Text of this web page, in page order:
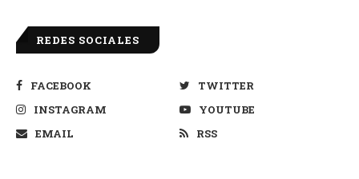
REDES SOCIALES
FACEBOOK
TWITTER
INSTAGRAM
YOUTUBE
EMAIL
RSS